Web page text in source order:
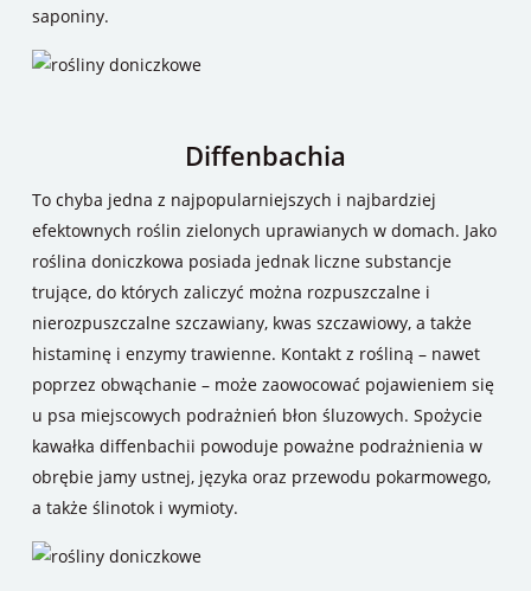
saponiny.
Diffenbachia
To chyba jedna z najpopularniejszych i najbardziej
efektownych roślin zielonych uprawianych w domach. Jako
roślina doniczkowa posiada jednak liczne substancje
trujące, do których zaliczyć można rozpuszczalne i
nierozpuszczalne szczawiany, kwas szczawiowy, a także
histaminę i enzymy trawienne. Kontakt z rośliną – nawet
poprzez obwąchanie – może zaowocować pojawieniem się
u psa miejscowych podrażnień błon śluzowych. Spożycie
kawałka diffenbachii powoduje poważne podrażnienia w
obrębie jamy ustnej, języka oraz przewodu pokarmowego,
a także ślinotok i wymioty.